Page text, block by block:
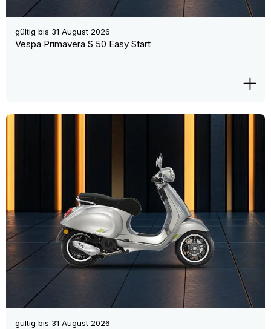
gültig bis 31 August 2026
Vespa Primavera S 50 Easy Start
gültig bis 31 August 2026